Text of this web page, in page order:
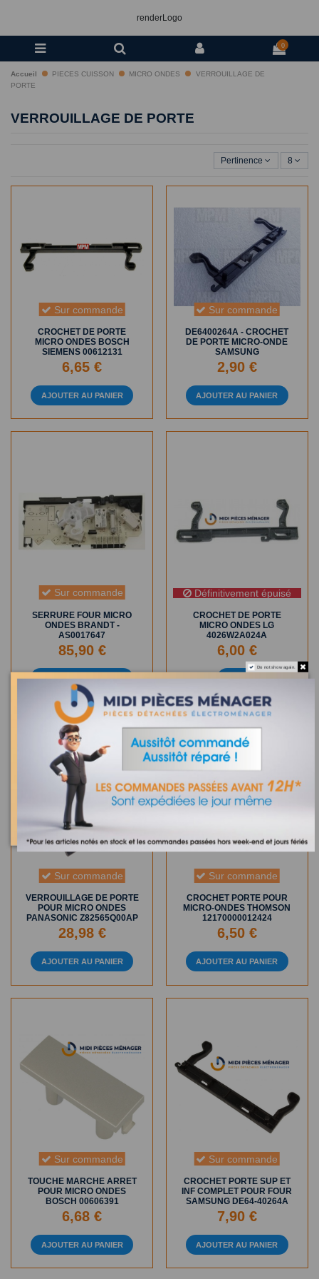
renderLogo
0
Accueil PIECES CUISSON MICRO ONDES
VERROUILLAGE DE
PORTE
VERROUILLAGE DE PORTE
Pertinence 8
Sur commande
CROCHET DE PORTE
MICRO ONDES BOSCH
SIEMENS 00612131
6,65 €
AJOUTER AU PANIER
Sur commande
DE6400264A - CROCHET
DE PORTE MICRO-ONDE
SAMSUNG
2,90 €
AJOUTER AU PANIER
Sur commande
SERRURE FOUR MICRO
ONDES BRANDT -
AS0017647
85,90 €
AJOUTER AU PANIER
Définitivement épuisé
CROCHET DE PORTE
MICRO ONDES LG
4026W2A024A
6,00 €
VIEW
Sur commande
VERROUILLAGE DE PORTE
POUR MICRO ONDES
PANASONIC Z82565Q00AP
28,98 €
AJOUTER AU PANIER
Sur commande
CROCHET PORTE POUR
MICRO-ONDES THOMSON
12170000012424
6,50 €
AJOUTER AU PANIER
Sur commande
TOUCHE MARCHE ARRET
POUR MICRO ONDES
BOSCH 00606391
6,68 €
AJOUTER AU PANIER
Sur commande
CROCHET PORTE SUP ET
INF COMPLET POUR FOUR
SAMSUNG DE64-40264A
7,90 €
AJOUTER AU PANIER
Do not show again.